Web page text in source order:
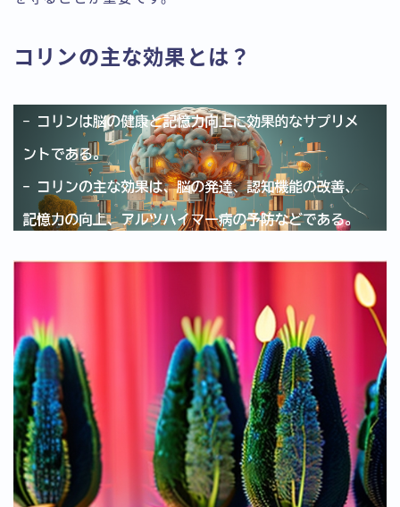
コリンの主な効果とは？